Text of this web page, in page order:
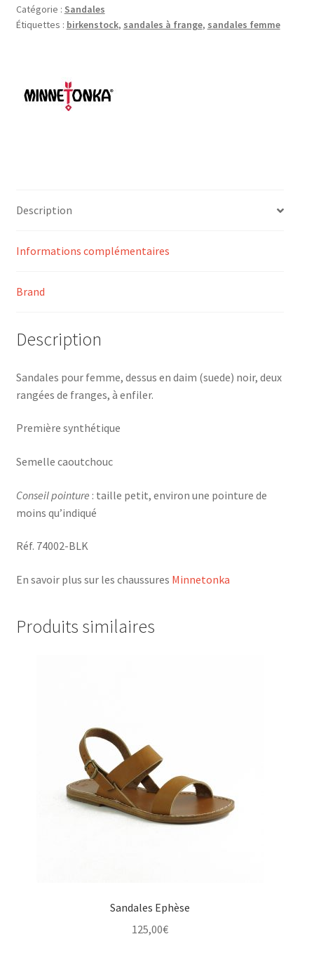
Catégorie : Sandales
Étiquettes : birkenstock, sandales à frange, sandales femme
Description
Informations complémentaires
Brand
Description
Sandales pour femme, dessus en daim (suede) noir, deux
rangées de franges, à enfiler.
Première synthétique
Semelle caoutchouc
Conseil pointure : taille petit, environ une pointure de
moins qu’indiqué
Réf. 74002-BLK
En savoir plus sur les chaussures Minnetonka
Produits similaires
Sandales Ephèse
125,00€